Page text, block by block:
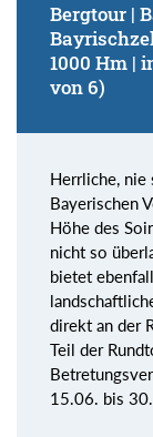
Bergtour |
1000 Hm |
von 6)
Herrliche, nie
Bayerischen
Höhe des
nicht so
bietet
direkt an der
Teil der
15.06. bis